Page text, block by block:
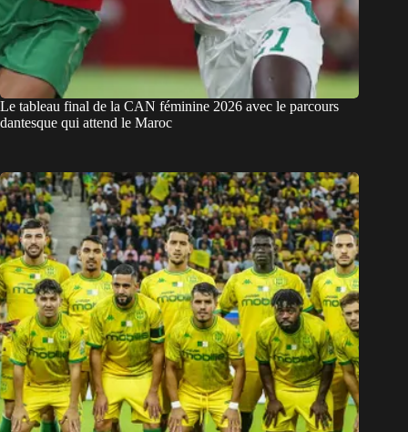
Le tableau final de la CAN féminine 2026 avec le parcours
dantesque qui attend le Maroc